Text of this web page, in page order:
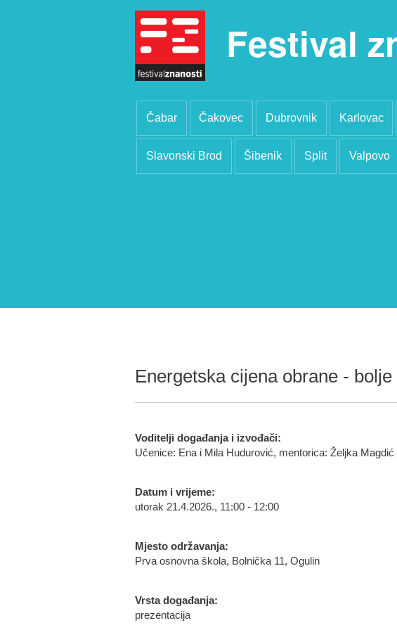
Festival
Čabar Čakovec Dubrovnik Karlovac
Slavonski Brod Šibenik Split Valpovo
Energetska cijena obrane -
Voditelji događanja i izvođači:
Učenice: Ena i Mila Hudurović, mentorica: Željka Magdić
Datum i vrijeme:
utorak 21.4.2026., 11:00 - 12:00
Mjesto održavanja:
Prva osnovna škola, Bolnička 11, Ogulin
Vrsta događanja:
prezentacija